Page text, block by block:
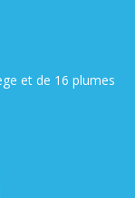
et de 16 plumes